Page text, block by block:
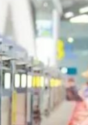
安好｜桂港直航加
相約深圳，見證奇蹟
團繼續考察安徽蕪